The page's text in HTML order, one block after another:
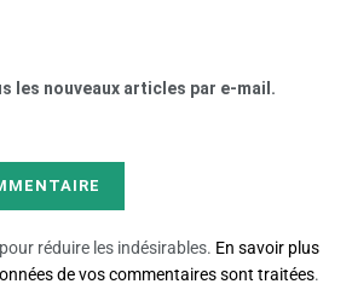
les nouveaux articles par e-mail.
réduire les indésirables. En savoir plus
de vos commentaires sont traitées.